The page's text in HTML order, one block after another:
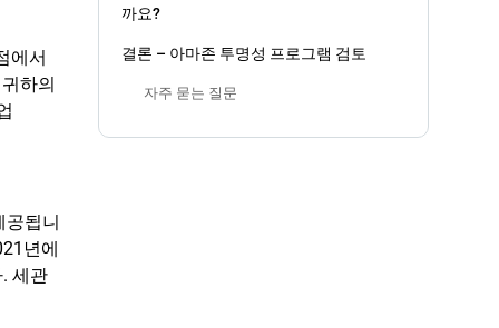
까요?
결론 – 아마존 투명성 프로그램 검토
자주 묻는 질문
에서
하의
됩니
년에
세관